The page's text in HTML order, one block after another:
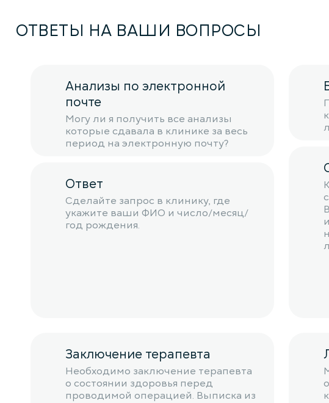
ОТВЕТЫ НА ВАШИ ВОПРОСЫ
Анализы по электронной
почте
Могу ли я получить все анализы
которые сдавала в клинике за весь
период на электронную почту?
Ответ
Сделайте запрос в клинику, где
укажите ваши ФИО и число/месяц/
год рождения.
Заключение терапевта
Необходимо заключение терапевта
о состоянии здоровья перед
проводимой операцией. Выписка из